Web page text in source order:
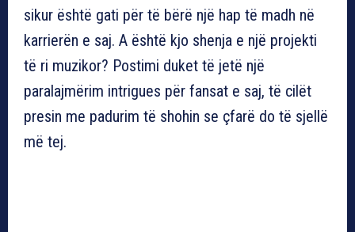
sikur është gati për të bërë një hap të madh në
karrierën e saj. A është kjo shenja e një projekti
të ri muzikor? Postimi duket të jetë një
paralajmërim intrigues për fansat e saj, të cilët
presin me padurim të shohin se çfarë do të sjellë
më tej.